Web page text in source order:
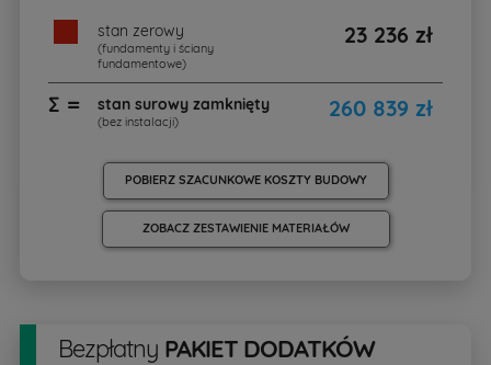
stan zerowy
(fundamenty i ściany
fundamentowe)
23 236 zł
∑ = stan surowy zamknięty
(bez instalacji) 260 839 zł
POBIERZ SZACUNKOWE KOSZTY BUDOWY
ZOBACZ ZESTAWIENIE MATERIAŁÓW
Bezpłatny PAKIET DODATKÓW